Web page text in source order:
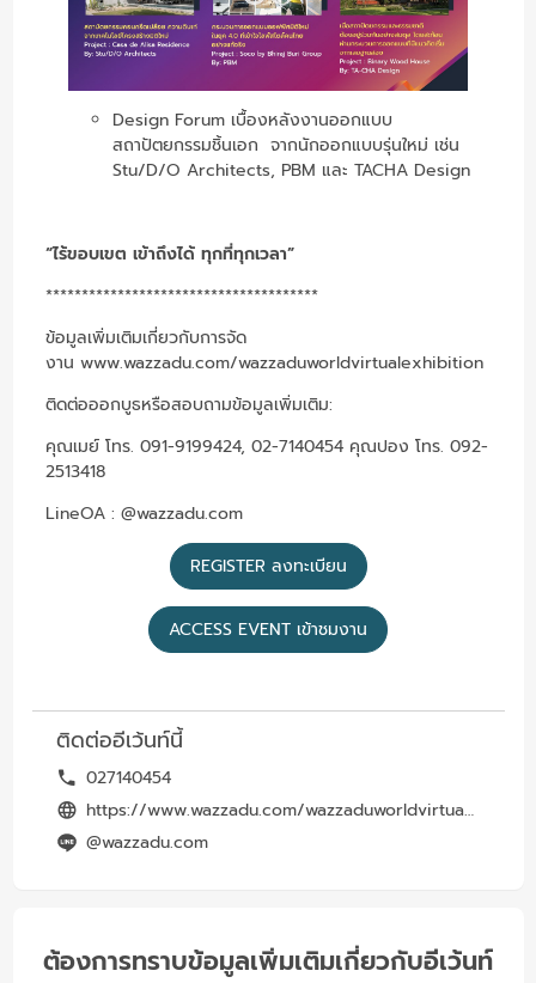
Design Forum เบื้องหลังงานออกแบบ
สถาปัตยกรรมชิ้นเอก จากนักออกแบบรุ่นใหม่ เช่น
Stu/D/O Architects, PBM และ TACHA Design
“ไร้ขอบเขต เข้าถึงได้ ทุกที่ทุกเวลา”
**************************************
ข้อมูลเพิ่มเติมเกี่ยวกับการจัด
งานwww.wazzadu.com/wazzaduworldvirtualexhibition
ติดต่อออกบูธหรือสอบถามข้อมูลเพิ่มเติม:
คุณเมย์ โทร. 091-9199424, 02-7140454 คุณปอง โทร. 092-
2513418
LineOA : @wazzadu.com
REGISTER ลงทะเบียน
ACCESS EVENT เข้าชมงาน
ติดต่ออีเว้นท์นี้
027140454
https://www.wazzadu.com/wazzaduworldvirtualexhibition
@wazzadu.com
ต้องการทราบข้อมูลเพิ่มเติมเกี่ยวกับอีเว้นท์